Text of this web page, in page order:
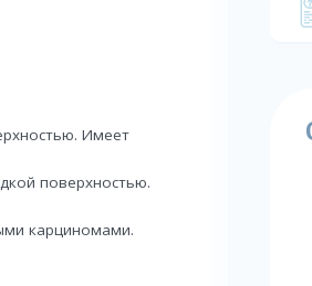
Имеет
поверхностью.
карциномами.